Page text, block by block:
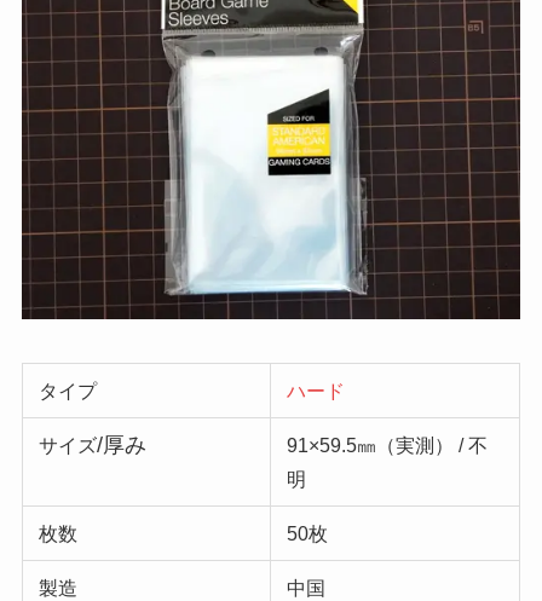
タイプ ハード
サイズ/厚み
91×59.5㎜（実測） / 不
明
枚数 50枚
製造 中国